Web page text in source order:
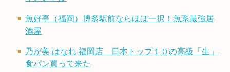
魚好亭（福岡）博多駅前ならほぼ一択！魚系最強居
酒屋
乃が美 はなれ 福岡店 日本トップ１０の高級「生」
食パン買って来た